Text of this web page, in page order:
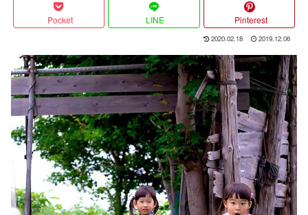
Pocket LINE Pinterest
2020.02.18 2019.12.06